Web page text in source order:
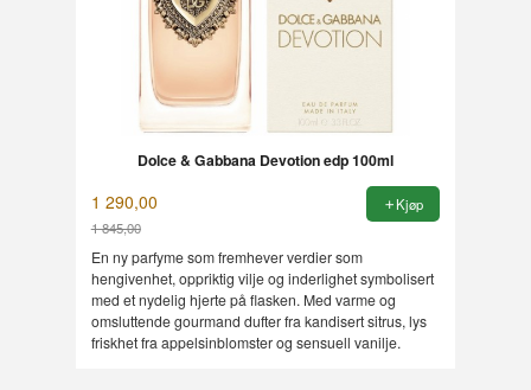
Dolce & Gabbana Devotion edp 100ml
1 290,00
1 845,00
Rabatt
Kjøp
En ny parfyme som fremhever verdier som
hengivenhet, oppriktig vilje og inderlighet symbolisert
med et nydelig hjerte på flasken. Med varme og
omsluttende gourmand dufter fra kandisert sitrus, lys
friskhet fra appelsinblomster og sensuell vanilje.